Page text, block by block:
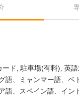
ード 駐車場(有料) 英
語、ミャンマー語、
語、スペイン語、イン